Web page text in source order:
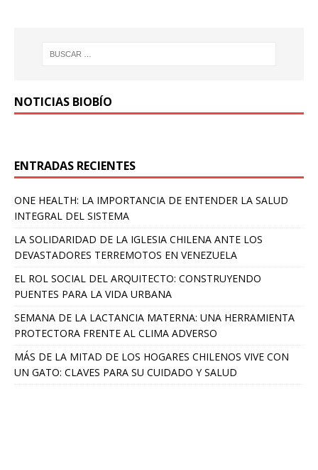
NOTICIAS BIOBÍO
ENTRADAS RECIENTES
ONE HEALTH: LA IMPORTANCIA DE ENTENDER LA SALUD
INTEGRAL DEL SISTEMA
LA SOLIDARIDAD DE LA IGLESIA CHILENA ANTE LOS
DEVASTADORES TERREMOTOS EN VENEZUELA
EL ROL SOCIAL DEL ARQUITECTO: CONSTRUYENDO
PUENTES PARA LA VIDA URBANA
SEMANA DE LA LACTANCIA MATERNA: UNA HERRAMIENTA
PROTECTORA FRENTE AL CLIMA ADVERSO
MÁS DE LA MITAD DE LOS HOGARES CHILENOS VIVE CON
UN GATO: CLAVES PARA SU CUIDADO Y SALUD